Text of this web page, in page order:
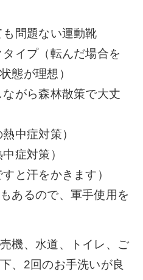
も問題ない運動靴
タイプ（転んだ場合を
態が理想）
ながら森林散策で大丈
中症対策）
症対策）
と汗をかきます）
あるので、軍手使用を
機、水道、トイレ、ご
、2回のお手洗いが良